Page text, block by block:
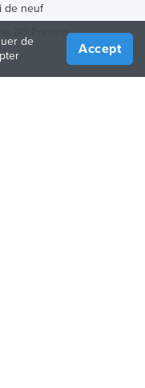
de neuf
3D Printing
de
Accept